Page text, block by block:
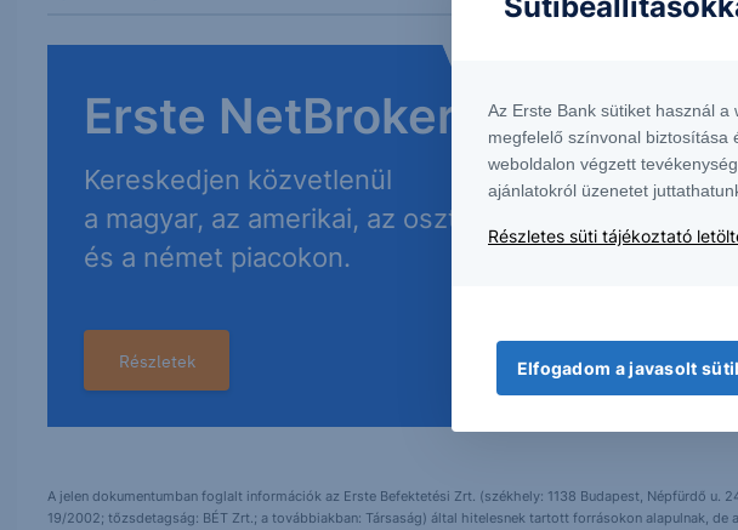
Erste NetBroker
Kereskedjen közvetlenül
a magyar, az amerikai, az osztrák
és a német piacokon.
Részletek
A jelen dokumentumban foglalt információk az Erste Befektetési Zrt. (székhely: 1138 Budapest, Népfürdő u.
19/2002; tőzsdetagság: BÉT Zrt.; a továbbiakban: Társaság) által hitelesnek tartott forrásokon alapulnak, de
Az Erste Bank sütiket használ
megfelelő színvonal biztosítása
weboldalon végzett
ajánlatokról üzenetet
Részletes süti tájékoztató
Elfogadom a javasolt